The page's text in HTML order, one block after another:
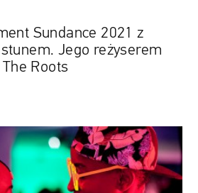
Sundance 2021 z
Jego reżyserem
Roots